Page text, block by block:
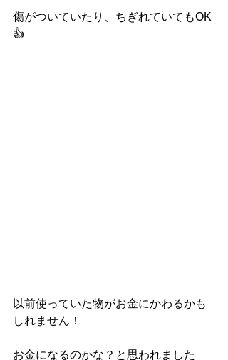
傷がついていたり、ちぎれていてもOK
👍
以前使っていた物がお金にかわるかも
しれません！
お金になるのかな？と思われました